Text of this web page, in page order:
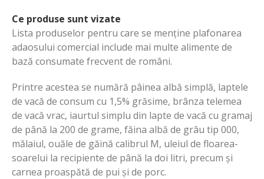
Ce produse sunt vizate
Lista produselor pentru care se menține plafonarea
adaosului comercial include mai multe alimente de
bază consumate frecvent de români.
Printre acestea se numără pâinea albă simplă, laptele
de vacă de consum cu 1,5% grăsime, brânza telemea
de vacă vrac, iaurtul simplu din lapte de vacă cu gramaj
de până la 200 de grame, făina albă de grâu tip 000,
mălaiul, ouăle de găină calibrul M, uleiul de floarea-
soarelui la recipiente de până la doi litri, precum și
carnea proaspătă de pui și de porc.